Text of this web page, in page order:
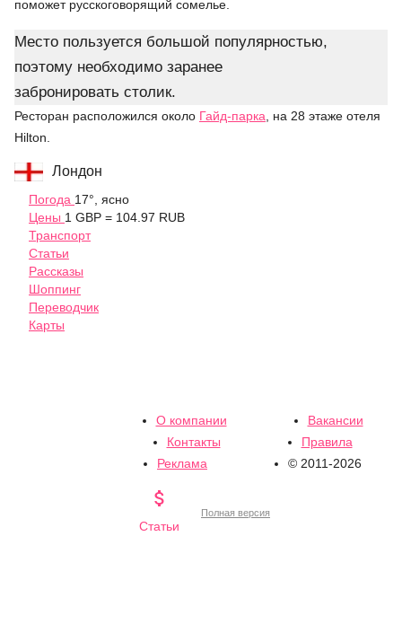
поможет русскоговорящий сомелье.
Место пользуется большой популярностью,
поэтому необходимо заранее
забронировать столик.
Ресторан расположился около Гайд-парка, на 28 этаже отеля
Hilton.
Лондон
Погода 17°, ясно
Цены 1 GBP = 104.97 RUB
Транспорт
Статьи
Рассказы
Шоппинг
Переводчик
Карты
О компании
Вакансии
Контакты
Правила
Реклама
© 2011-2026

Статьи
Полная версия